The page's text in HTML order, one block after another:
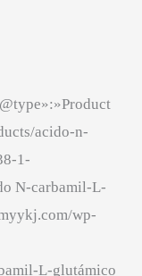
acido-n-
1-
N-carbamil-L-
wp-
L-glutámico